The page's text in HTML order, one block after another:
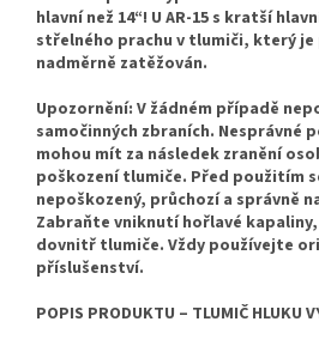
hlavní než 14“! U AR-15 s kratší
střelného prachu v tlumiči, který
nadměrně zatěžován.
Upozornění: V žádném případě
samočinných zbraních. Nesprávné
mohou mít za následek zranění
poškození tlumiče. Před použitím
nepoškozený, průchozí a správně
Zabraňte vniknutí hořlavé
dovnitř tlumiče. Vždy používejte
příslušenství.
POPIS PRODUKTU – TLUMIČ HLUKU